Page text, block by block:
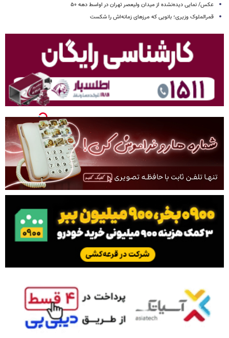
عکس/ نمایی دیده‌نشده از میدان ولیعصر تهران در اواسط دهه ۵۰
قمرالملوک وزیری؛ بانویی که مرزهای زمانه‌اش را شکست